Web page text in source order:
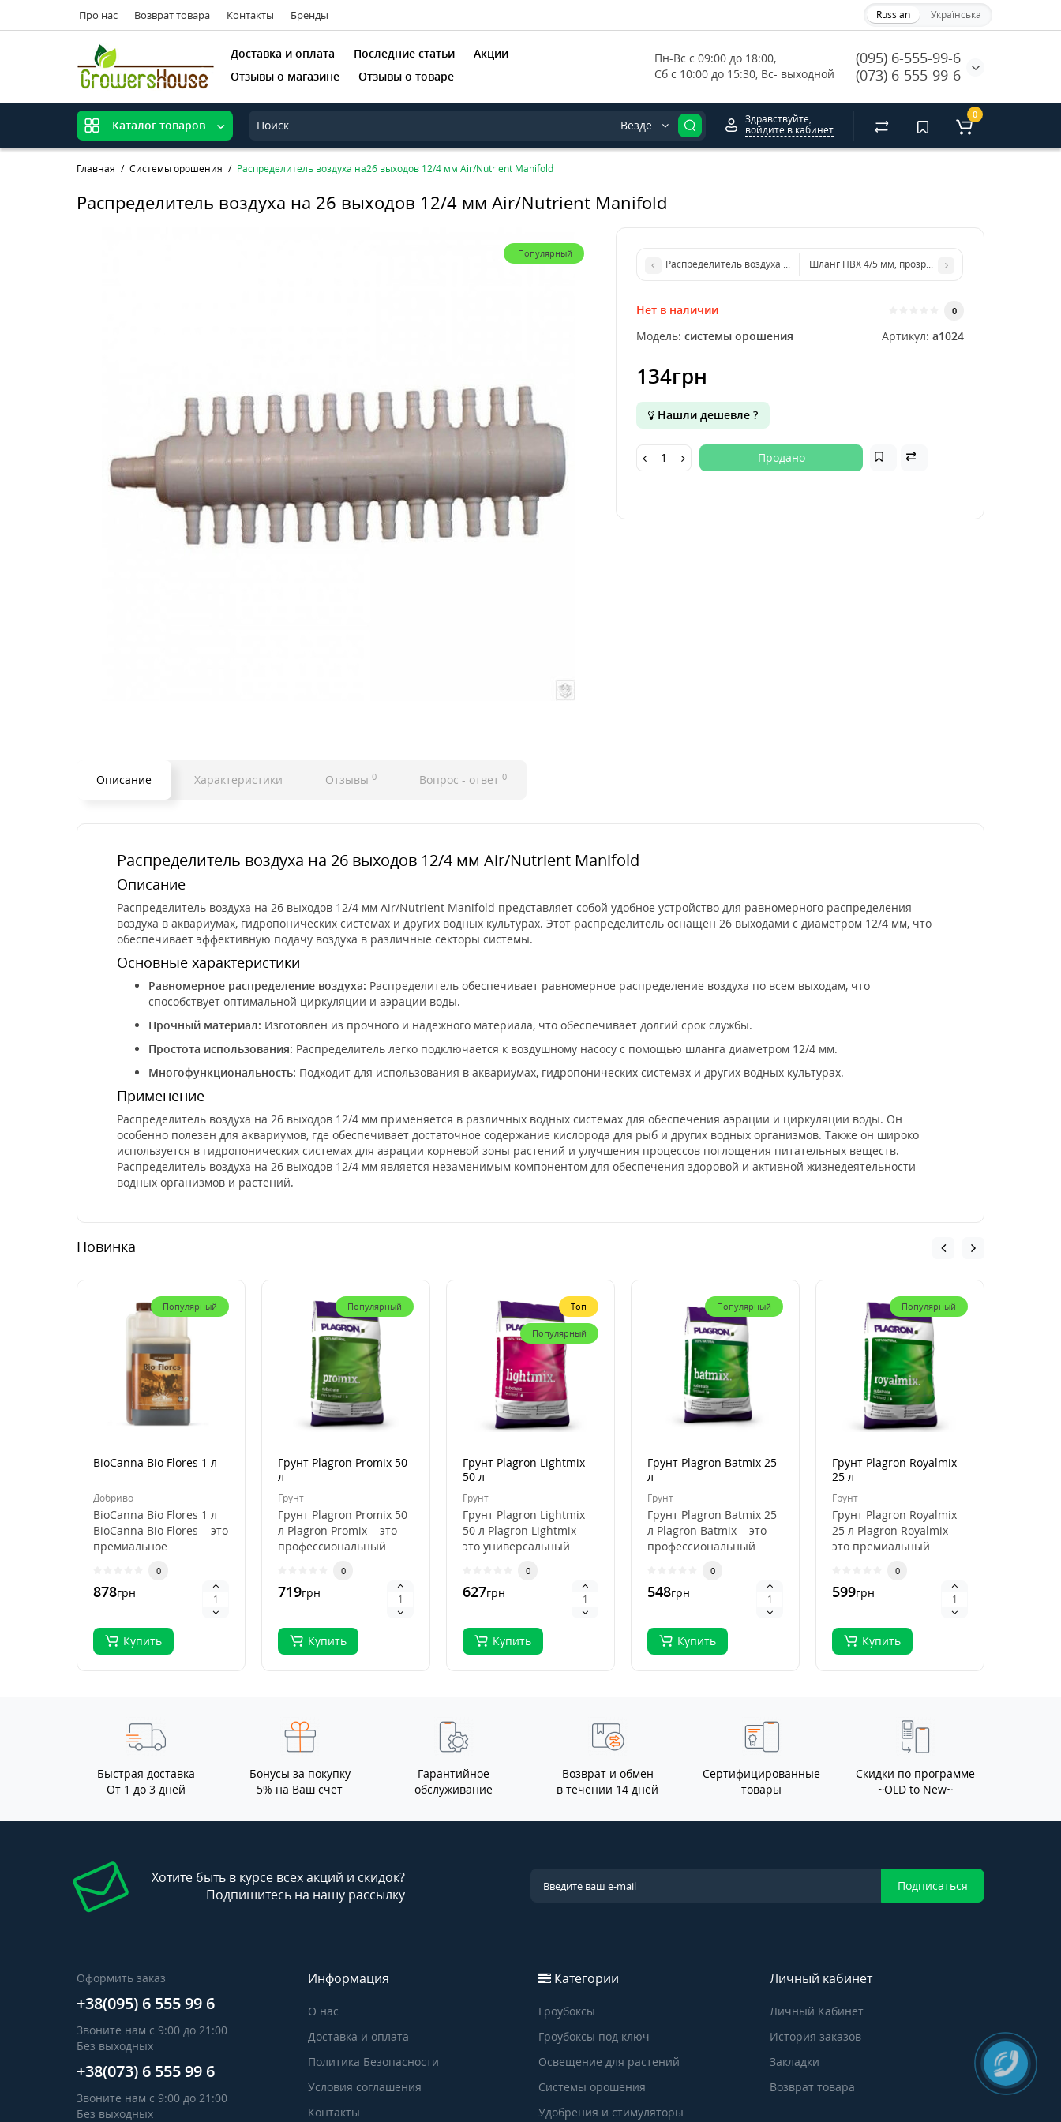
Про нас Возврат товара Контакты Бренды Russian Українська
Пн-Вс с 09:00 до 18:00,
Сб с 10:00 до 15:30, Вс- выходной
(095) 6-555-99-6
(073) 6-555-99-6
Доставка и оплата Последние статьи
Акции
Отзывы о магазине
Отзывы о товаре
Каталог товаров Везде
Здравствуйте,
войдите в кабинет
0
Главная Системы орошения Распределитель воздуха на26 выходов 12/4 мм Air/Nutrient Manifold
Распределитель воздуха на 26 выходов 12/4 мм Air/Nutrient Manifold
Популярный
Распределитель воздуха на 6 выходов 8/4 ммШланг ПВХ 4/5 мм, прозрачный (от 1м)
Нет в наличии 0
Модель: системы орошения Артикул: a1024
134грн
Нашли дешевле ?
Продано
Описание Характеристики Отзывы 0 Вопрос - ответ 0
Распределитель воздуха на 26 выходов 12/4 мм Air/Nutrient Manifold
Описание
Распределитель воздуха на 26 выходов 12/4 мм Air/Nutrient Manifold представляет собой удобное устройство для равномерного распределения
воздуха в аквариумах, гидропонических системах и других водных культурах. Этот распределитель оснащен 26 выходами с диаметром 12/4 мм, что
обеспечивает эффективную подачу воздуха в различные секторы системы.
Основные характеристики
Равномерное распределение воздуха: Распределитель обеспечивает равномерное распределение воздуха по всем выходам, что
способствует оптимальной циркуляции и аэрации воды.
Прочный материал: Изготовлен из прочного и надежного материала, что обеспечивает долгий срок службы.
Простота использования: Распределитель легко подключается к воздушному насосу с помощью шланга диаметром 12/4 мм.
Многофункциональность: Подходит для использования в аквариумах, гидропонических системах и других водных культурах.
Применение
Распределитель воздуха на 26 выходов 12/4 мм применяется в различных водных системах для обеспечения аэрации и циркуляции воды. Он
особенно полезен для аквариумов, где обеспечивает достаточное содержание кислорода для рыб и других водных организмов. Также он широко
используется в гидропонических системах для аэрации корневой зоны растений и улучшения процессов поглощения питательных веществ.
Распределитель воздуха на 26 выходов 12/4 мм является незаменимым компонентом для обеспечения здоровой и активной жизнедеятельности
водных организмов и растений.
Новинка
Популярный
BioCanna Bio Flores 1 л
Добриво
BioCanna Bio Flores 1 л
BioCanna Bio Flores – это
премиальное
удобрение для ст..
0
878грн
Купить
Популярный
Грунт Plagron Promix 50
л
Грунт
Грунт Plagron Promix 50
л Plagron Promix – это
профессиональный
выращивания
растений, ..
0
719грн
Купить
Топ
Популярный
Грунт Plagron Lightmix
50 л
Грунт
Грунт Plagron Lightmix
50 л Plagron Lightmix –
это универсальный
выращивания..
0
627грн
Купить
Популярный
Грунт Plagron Batmix 25
л
Грунт
Грунт Plagron Batmix 25
л Plagron Batmix – это
профессиональный
органического
выращива..
0
548грн
Купить
Популярный
Грунт Plagron Royalmix
25 л
Грунт
Грунт Plagron Royalmix
25 л Plagron Royalmix –
это премиальный
органического в..
0
599грн
Купить
Быстрая доставка
От 1 до 3 дней
Бонусы за покупку
5% на Ваш счет
Гарантийное
обслуживание
Возврат и обмен
в течении 14 дней
Сертифицированные
товары
Скидки по программе
~OLD to New~
Хотите быть в курсе всех акций и скидок?
Подпишитесь на нашу рассылку
Подписаться
Оформить заказ
+38(095) 6 555 99 6
Звоните нам с 9:00 до 21:00
Без выходных
+38(073) 6 555 99 6
Звоните нам с 9:00 до 21:00
Без выходных
Информация
О нас
Доставка и оплата
Политика Безопасности
Условия соглашения
Контакты
Категории
Гроубоксы
Гроубоксы под ключ
Освещение для растений
Системы орошения
Удобрения и стимуляторы
Личный кабинет
Личный Кабинет
История заказов
Закладки
Возврат товара